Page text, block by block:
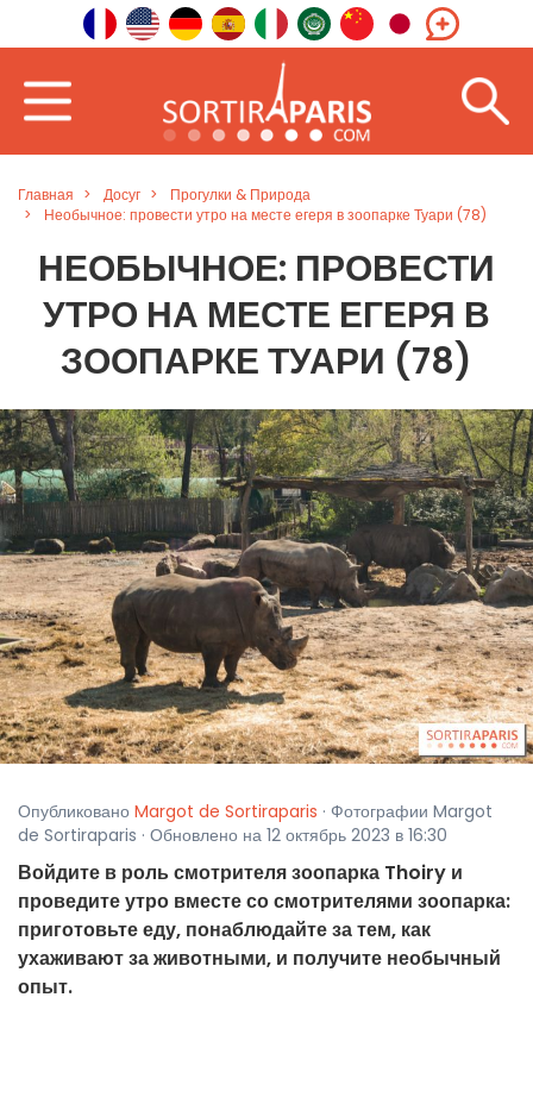
Главная Досуг
Прогулки & Природа
Необычное: провести утро на месте егеря в зоопарке Туари (78)
НЕОБЫЧНОЕ: ПРОВЕСТИ
УТРО НА МЕСТЕ ЕГЕРЯ В
ЗООПАРКЕ ТУАРИ (78)
Опубликовано Margot de Sortiraparis · Фотографии Margot
de Sortiraparis · Обновлено на 12 октябрь 2023 в 16:30
Войдите в роль смотрителя зоопарка Thoiry и
проведите утро вместе со смотрителями зоопарка:
приготовьте еду, понаблюдайте за тем, как
ухаживают за животными, и получите необычный
опыт.